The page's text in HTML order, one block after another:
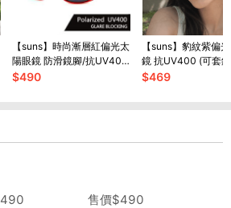
【suns】時尚漸層紅偏光太
陽眼鏡 防滑鏡腳/抗UV400
(可套鏡)
$490
【suns】豹紋紫偏
鏡 抗UV400 (可套
$469
490 售價$490